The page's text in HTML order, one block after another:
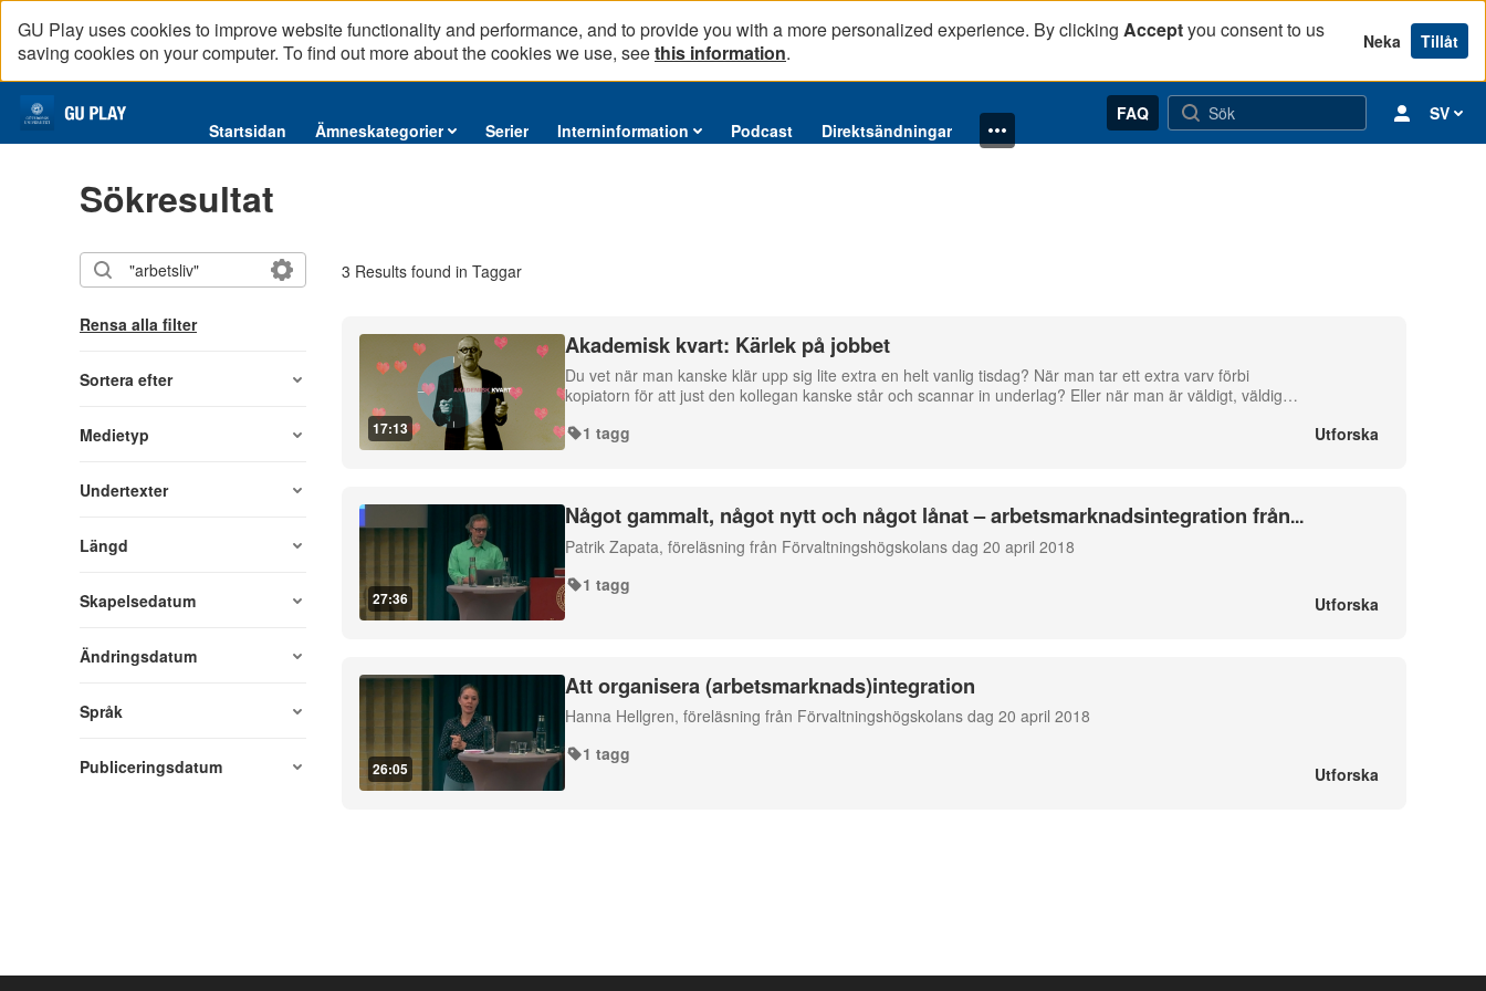
GU Play uses cookies to improve website functionality and performance, and to provide you with a more personalized experience. By clicking Acceptyou consent to us
saving cookies on your computer. To find out more about the cookies we use, seethis information. Neka Tillåt
Startsidan
Serier
English content
Startsidan Ämneskategorier Serier Interninformation Podcast Direktsändningar
FAQ SV
Sökresultat
Rensa alla filter
Sortera efter
Medietyp
Undertexter
Längd
Skapelsedatum
Ändringsdatum
Språk
Publiceringsdatum
3 Results found in Taggar
17:13
Akademisk kvart: Kärlek på jobbet
Du vet när man kanske klär upp sig lite extra en helt vanlig tisdag? När man tar ett extra varv förbi
kopiatorn för att just den kollegan kanske står och scannar in underlag? Eller när man är väldigt, väldig…
1 tagg
Utforska
27:36
Något gammalt, något nytt och något lånat – arbetsmarknadsintegration från...
Patrik Zapata, föreläsning från Förvaltningshögskolans dag 20 april 2018
1 tagg
Utforska
26:05
Att organisera (arbetsmarknads)integration
Hanna Hellgren, föreläsning från Förvaltningshögskolans dag 20 april 2018
1 tagg
Utforska